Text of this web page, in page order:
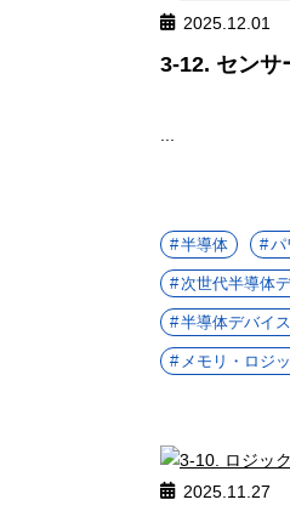
2025.12.01
3-12. センサ
半導体 パ
次世代半導体
半導体デバイ
メモリ・ロジ
2025.11.27